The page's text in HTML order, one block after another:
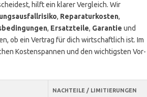
hilft ein klarer Vergleich. Wir
, Reparaturkosten,
, Ersatzteile, Garantie und
ob ein Vertrag für dich wirtschaftlich ist. Im
Kostenspannen und den wichtigsten Vor-
NACHTEILE / LIMITIERUNGEN